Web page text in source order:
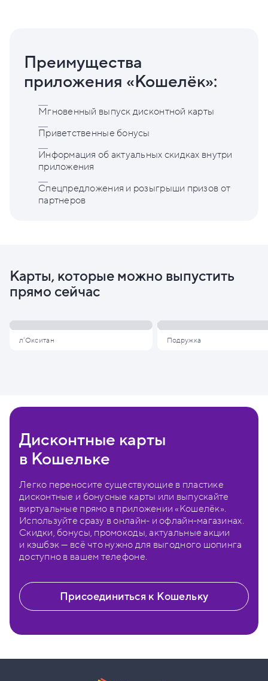
Преимущества
приложения «Кошелёк»:
Мгновенный выпуск дисконтной карты
Приветственные бонусы
Информация об актуальных скидках внутри
приложения
Спецпредложения и розыгрыши призов от
партнеров
Карты, которые можно выпустить
прямо сейчас
л'Окситан Подружка
Дисконтные карты
в Кошельке
Легко переносите существующие в пластике
дисконтные и бонусные карты или выпускайте
виртуальные прямо в приложении «Кошелёк».
Используйте сразу в онлайн- и офлайн-магазинах.
Скидки, бонусы, промокоды, актуальные акции
и кэшбэк — всё что нужно для выгодного шопинга
доступно в вашем телефоне.
Присоединиться к Кошельку